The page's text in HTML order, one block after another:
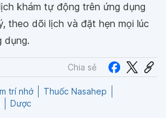
khám tự động trên ứng dụng
theo dõi lịch và đặt hẹn mọi lúc
dụng.
Chia sẻ
trí nhớ
Thuốc Nasahep
Dược